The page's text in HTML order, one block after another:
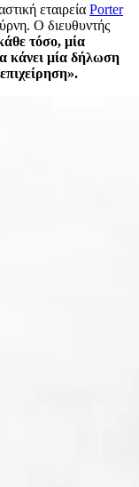
εταιρεία Porter
Ο διευθυντής
τόσο, μία
κάνει μία δήλωση